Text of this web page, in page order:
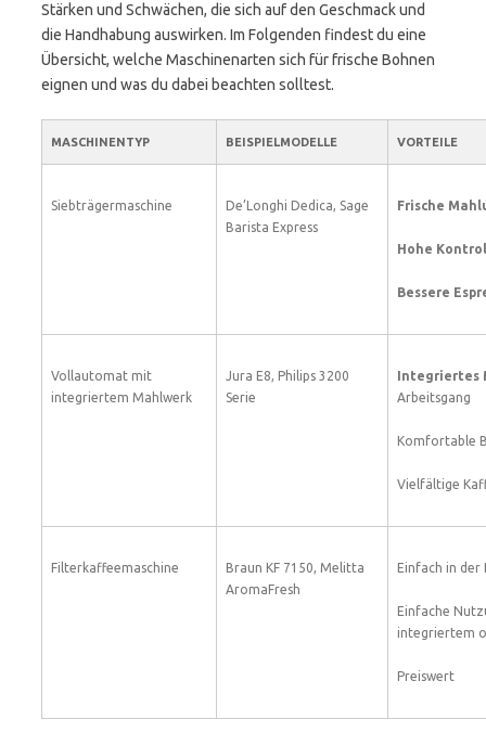
Stärken und Schwächen, die sich auf den Geschmack und
die Handhabung auswirken. Im Folgenden findest du eine
Übersicht, welche Maschinenarten sich für frische Bohnen
eignen und was du dabei beachten solltest.
MASCHINENTYP BEISPIELMODELLE VORTEILE
Siebträgermaschine
De’Longhi Dedica, Sage
Barista Express
Frische
Hohe
Bessere
Vollautomat mit
integriertem Mahlwerk
Jura E8, Philips 3200
Serie
Integriertes
Arbeitsgang
Komfortable
Vielfältige
Filterkaffeemaschine
Braun KF 7150, Melitta
AromaFresh
Einfach in der
Einfache
integriertem
Preiswert